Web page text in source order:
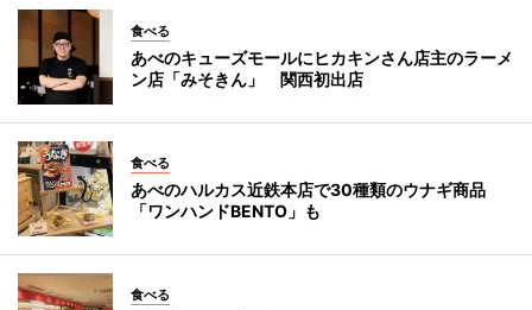
食べる
あべのキューズモールにヒカキンさん店主のラーメ
ン店「みそきん」 関西初出店
食べる
あべのハルカス近鉄本店で30種類のウナギ商品
「ワンハンドBENTO」も
食べる